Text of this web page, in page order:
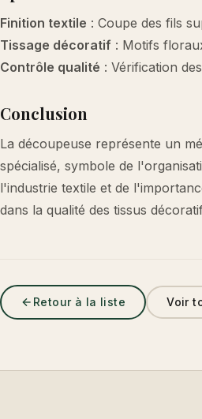
Finition textile : Coupe des fils
Tissage décoratif : Motifs
Contrôle qualité : Vérification
Conclusion
La découpeuse représente un
spécialisé, symbole de
l'industrie textile et de
dans la qualité des tissus
Retour à la liste Voir